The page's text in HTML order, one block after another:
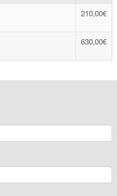
210,00€
630,00€